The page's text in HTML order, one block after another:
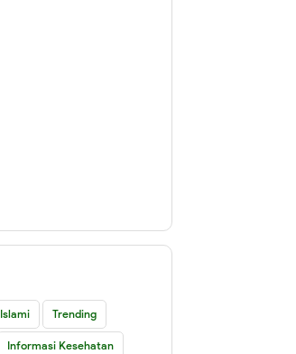
Islami Trending
Informasi Kesehatan